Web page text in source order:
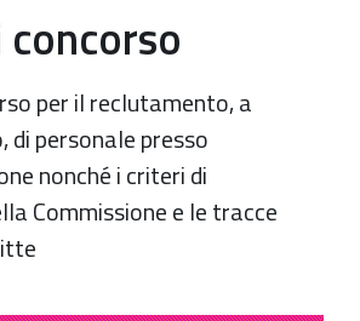
per il reclutamento, a
personale presso
nonché i criteri di
Commissione e le tracce